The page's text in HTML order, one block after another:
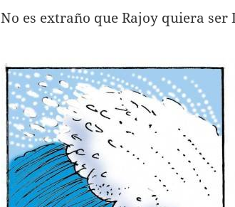
No es extraño que Rajoy quiera ser